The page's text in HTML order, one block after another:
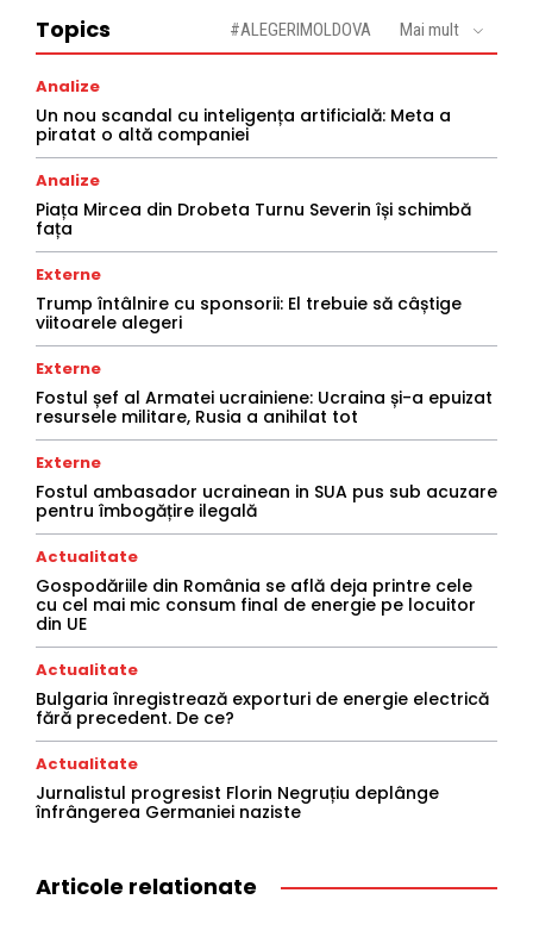
Topics #ALEGERIMOLDOVA Mai mult
Analize
Un nou scandal cu inteligența artificială: Meta a
piratat o altă companiei
Analize
Piața Mircea din Drobeta Turnu Severin își schimbă
fața
Externe
Trump întâlnire cu sponsorii: El trebuie să câștige
viitoarele alegeri
Externe
Fostul șef al Armatei ucrainiene: Ucraina și-a epuizat
resursele militare, Rusia a anihilat tot
Externe
Fostul ambasador ucrainean in SUA pus sub acuzare
pentru îmbogățire ilegală
Actualitate
Gospodăriile din România se află deja printre cele
cu cel mai mic consum final de energie pe locuitor
din UE
Actualitate
Bulgaria înregistrează exporturi de energie electrică
fără precedent. De ce?
Actualitate
Jurnalistul progresist Florin Negruțiu deplânge
înfrângerea Germaniei naziste
Articole relationate